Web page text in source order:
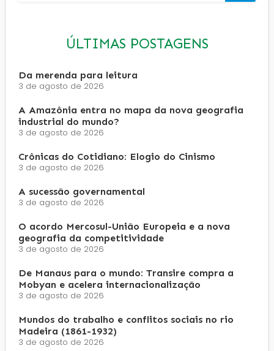
ÚLTIMAS POSTAGENS
Da merenda para leitura
3 de agosto de 2026
A Amazônia entra no mapa da nova geografia
industrial do mundo?
3 de agosto de 2026
Crônicas do Cotidiano: Elogio do Cinismo
3 de agosto de 2026
A sucessão governamental
3 de agosto de 2026
O acordo Mercosul-União Europeia e a nova
geografia da competitividade
3 de agosto de 2026
De Manaus para o mundo: Transire compra a
Mobyan e acelera internacionalização
3 de agosto de 2026
Mundos do trabalho e conflitos sociais no rio
Madeira (1861-1932)
3 de agosto de 2026